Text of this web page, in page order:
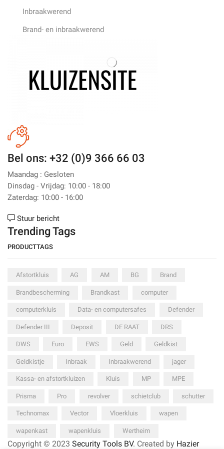
Inbraakwerend
Brand- en inbraakwerend
Bel ons: +32 (0)9 366 66 03
Maandag : Gesloten
Dinsdag - Vrijdag: 10:00 - 18:00
Zaterdag: 10:00 - 16:00
Stuur bericht
Trending Tags
PRODUCTTAGS
Afstortkluis AG AM BG Brand
Brandbescherming Brandkast computer
computerkluis Data- en computersafes Defender
Defender III Deposit DE RAAT DRS
DWS Euro EWS Geld Geldkist
Geldkistje Inbraak Inbraakwerend jager
Kassa- en afstortkluizen Kluis MP MPE
Prisma Pro revolver schietclub schutter
Technomax Vector Vloerkluis wapen
wapenkast wapenkluis Wertheim
Copyright © 2023 Security Tools BV. Created by Hazier